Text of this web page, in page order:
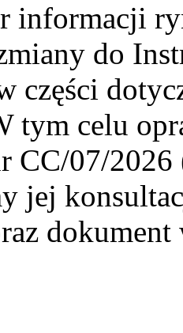
informacji
do
części
tym celu
CC/07/
jej